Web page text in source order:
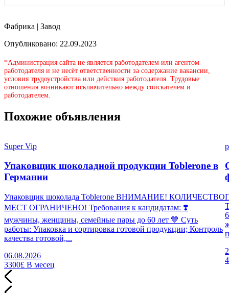
Фабрика | Завод
Опубликовано: 22.09.2023
*Администрация сайта не является работодателем или агентом
работодателя и не несёт ответственности за содержание вакансии,
условия трудоустройства или действия работодателя. Трудовые
отношения возникают исключительно между соискателем и
работодателем.
Похожие объявления
Super Vip
Упаковщик шоколадной продукции Toblerone в
Германии
Упаковщик шоколада Toblerone ВНИМАНИЕ! КОЛИЧЕСТВО
МЕСТ ОГРАНИЧЕНО! Требования к кандидатам: ❣️
мужчины, женщины, семейные пары до 60 лет 💙 Суть
работы: Упаковка и сортировка готовой продукции; Контроль
качества готовой,...
06.08.2026
3300£ В месец